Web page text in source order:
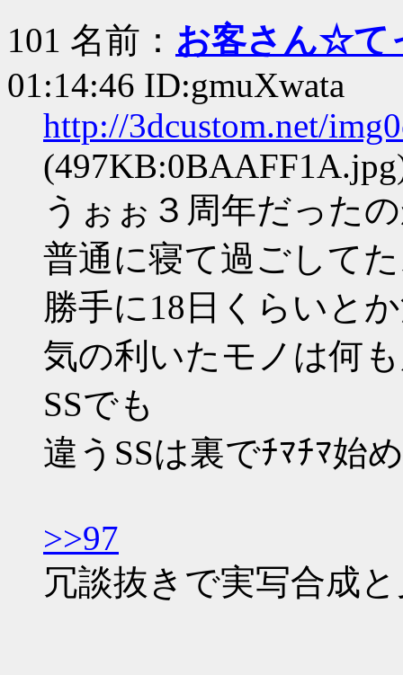
101 名前： お客さん☆て
01:14:46 ID:gmuXwata
http://3dcustom.net/
うぉぉ３周年だった
普通に寝て過ごして
勝手に18日くらいと
気の利いたモノは何
SSでも
違うSSは裏でﾁﾏﾁﾏ始
>>97
冗談抜きで実写合成